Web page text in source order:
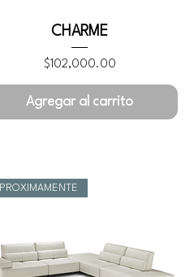
CHARME
Precio
$102,000.00
Agregar al carrito
PROXIMAMENTE